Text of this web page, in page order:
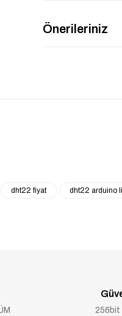
Önerileriniz
dht22 fiyat dht22 arduino
256bit